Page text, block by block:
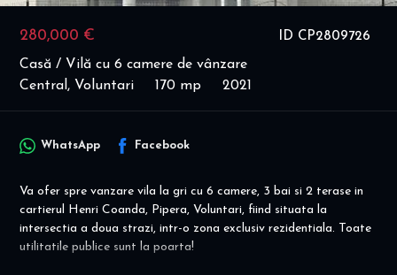
ID CP2809726
280,000 €
Casă / Vilă cu 6 camere de vânzare
Central, Voluntari
170 mp 2021
WhatsApp Facebook
Va ofer spre vanzare vila la gri cu 6 camere, 3 bai si 2 terase in
cartierul Henri Coanda, Pipera, Voluntari, fiind situata la
intersectia a doua strazi, intr-o zona exclusiv rezidentiala. Toate
utilitatile publice sunt la poarta!